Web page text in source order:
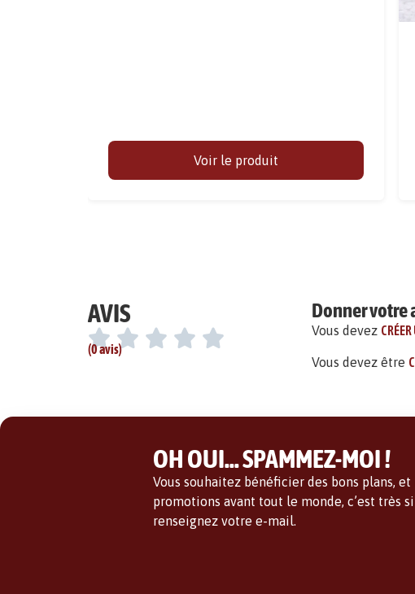
Voir le produit
AVIS
(0 avis)
Donner votre
Vous devez
Vous devez être
OH OUI... SPAMMEZ-MOI !
Vous souhaitez bénéficier des bons plans,
promotions avant tout le monde, c’est très
renseignez votre e-mail.